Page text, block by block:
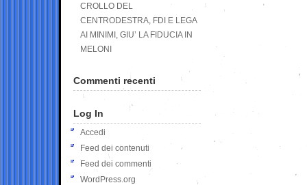
CROLLO DEL
CENTRODESTRA, FDI E LEGA
AI MINIMI, GIU’ LA FIDUCIA IN
MELONI
Commenti recenti
Log In
Accedi
Feed dei contenuti
Feed dei commenti
WordPress.org